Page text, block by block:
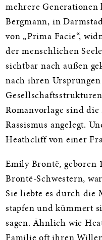
mehrere Generationen
Bergmann, in
von „Prima Facie“,
der menschlichen
sichtbar nach außen
nach ihren
Romanvorlage sind
Rassismus angelegt.
Heathcliff von einer
Emily Brontë, geboren
Brontë-Schwestern,
Sie liebte es durch die
stapfen und kümmert
sagen. Ähnlich wie